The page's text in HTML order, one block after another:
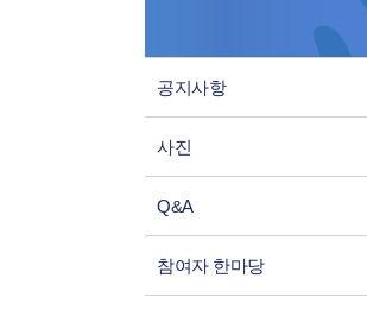
공지사항
사진
Q&A
참여자 한마당